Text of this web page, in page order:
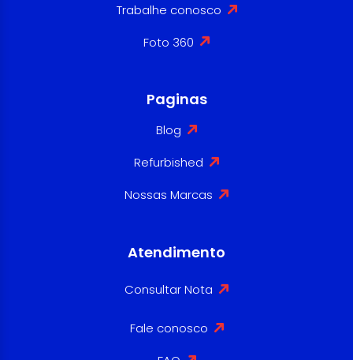
Trabalhe conosco
Foto 360
Paginas
Blog
Refurbished
Nossas Marcas
Atendimento
Consultar Nota
Fale conosco